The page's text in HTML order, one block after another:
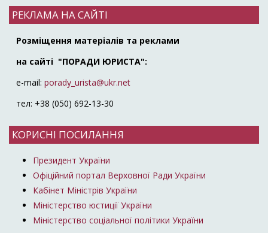
РЕКЛАМА НА САЙТІ
Розміщення матеріалів та реклами
на сайті "ПОРАДИ ЮРИСТА":
e-mail: porady_urista@ukr.net
тел: +38 (050) 692-13-30
КОРИСНІ ПОСИЛАННЯ
Президент України
Офіційний портал Верховної Ради України
Кабінет Міністрів України
Міністерство юстиції України
Міністерство соціальної політики України